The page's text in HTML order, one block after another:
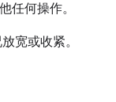
任何操作。
宽或收紧。